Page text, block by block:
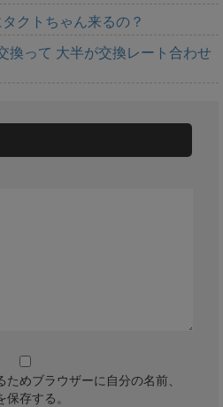
クトちゃん来るの？
換って 大半が交換レート合わせ
めブラウザーに自分の名前、
存する。